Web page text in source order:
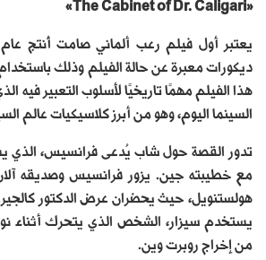
«The Cabinet of Dr. Caligari»
ديكورات معبرة عن حالة الفيلم وذلك باستخدام
هذا الفيلم مهمًا تاريخيًا لأسلوب التعبير فيه
السينما اليوم، وهو من أبرز كلاسيكيات عالم
تدور القصة حول شاب يُدعى فرانسيس، الذي
مع خطيبته جين. يزور فرانسيس وصديقه
هولستنويل، حيث يحضران عرض الدكتور
يستخدم سيزار، الشخص الذي يتحرك أثناء
من إخراج روبرت وين.